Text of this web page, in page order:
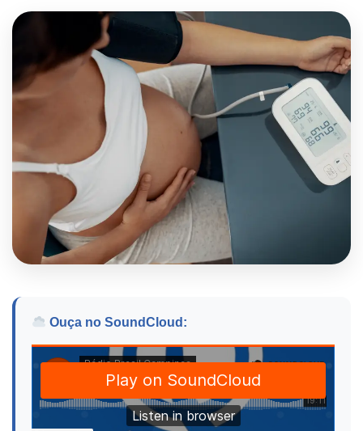
Ouça no SoundCloud: